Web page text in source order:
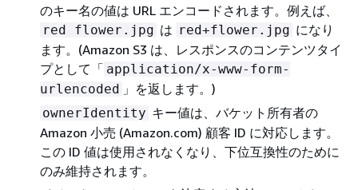
のキー名の値は URL エンコードされます。例えば、
red flower.jpg は red+flower.jpg になり
ます。(Amazon S3 は、レスポンスのコンテンツタイ
プとして「 application/x-www-form-
urlencoded 」を返します。)
ownerIdentity キー値は、バケット所有者の
Amazon 小売 (Amazon.com) 顧客 ID に対応します。
この ID 値は使用されなくなり、下位互換性のために
のみ維持されます。